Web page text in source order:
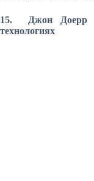
15. Джон Доерр
технологиях